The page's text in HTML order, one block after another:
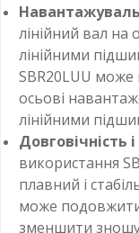
лінійний вал на
лінійними
SBR20LUU може
осьові
лінійними
Довговічність
використання
плавний і
може
зменшити